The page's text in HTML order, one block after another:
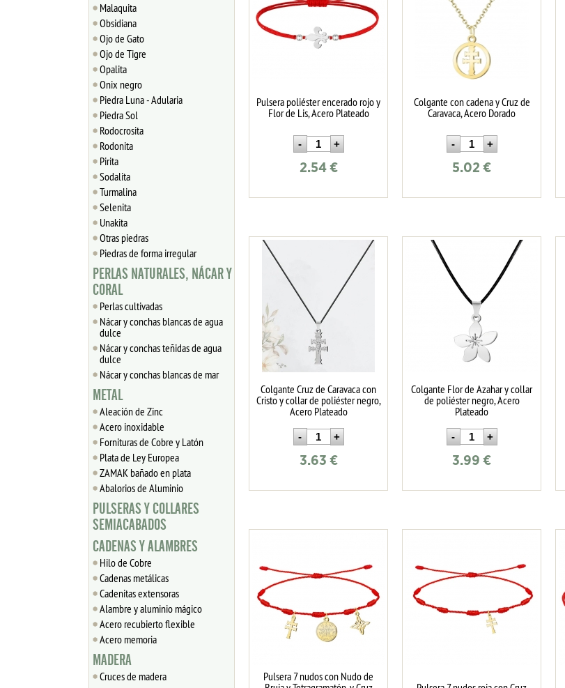
Malaquita
Obsidiana
Ojo de Gato
Ojo de Tigre
Opalita
Onix negro
Piedra Luna - Adularia
Piedra Sol
Rodocrosita
Rodonita
Pirita
Sodalita
Turmalina
Selenita
Unakita
Otras piedras
Piedras de forma irregular
PERLAS NATURALES, NÁCAR Y
CORAL
Perlas cultivadas
Nácar y conchas blancas de agua
dulce
Nácar y conchas teñidas de agua
dulce
Nácar y conchas blancas de mar
METAL
Aleación de Zinc
Acero inoxidable
Fornituras de Cobre y Latón
Plata de Ley Europea
ZAMAK bañado en plata
Abalorios de Aluminio
PULSERAS Y COLLARES
SEMIACABADOS
CADENAS Y ALAMBRES
Hilo de Cobre
Cadenas metálicas
Cadenitas extensoras
Alambre y aluminio mágico
Acero recubierto flexible
Acero memoria
MADERA
Cruces de madera
Pulsera poliéster encerado rojo y
Flor de Lis, Acero Plateado
2.54€
Colgante con cadena y Cruz de
Caravaca, Acero Dorado
5.02 €
Colgante Cruz de Caravaca con
Cristo y collar de poliéster negro,
Acero Plateado
3.63 €
Colgante Flor de Azahar y collar
de poliéster negro, Acero
Plateado
3.99 €
Pulsera 7 nudos con Nudo de